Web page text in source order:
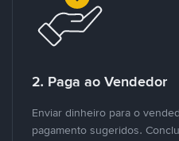
2. Paga ao Vendedor
Enviar dinheiro para o
pagamento sugeridos.